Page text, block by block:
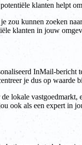
klanten helpt
zou kunnen zoeken
klanten in jouw
InMail-bericht
je dus op waarde
lokale vastgoedmarkt,
ook als een expert in